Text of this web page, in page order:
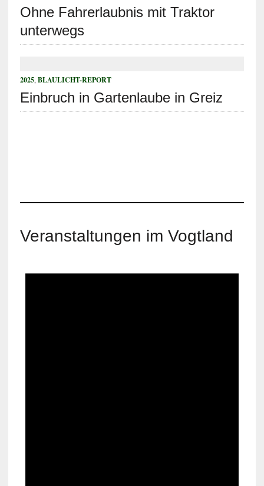
Ohne Fahrerlaubnis mit Traktor
unterwegs
2025, BLAULICHT-REPORT
Einbruch in Gartenlaube in Greiz
Veranstaltungen im Vogtland